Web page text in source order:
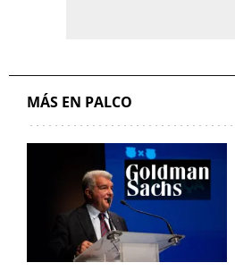
MÁS EN PALCO